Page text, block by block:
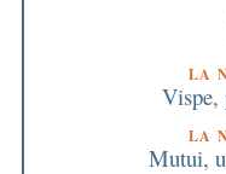
LA
Vispe,
LA
Mutui,